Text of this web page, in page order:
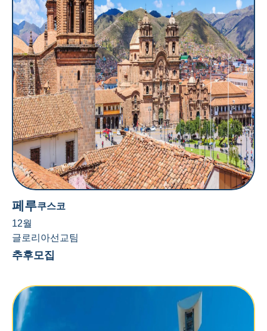
페루쿠스코
12월
글로리아선교팀
추후모집